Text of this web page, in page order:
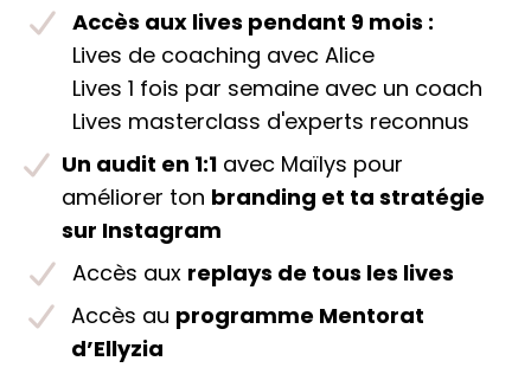
Accès aux lives pendant 9 mois :
Lives de coaching avec Alice
Lives 1 fois par semaine avec un coach
Lives masterclass d'experts reconnus
Un audit en 1:1 avec Maïlys pour
améliorer ton branding et ta stratégie
sur Instagram
Accès aux replays de tous les lives
Accès au programme Mentorat
d’Ellyzia